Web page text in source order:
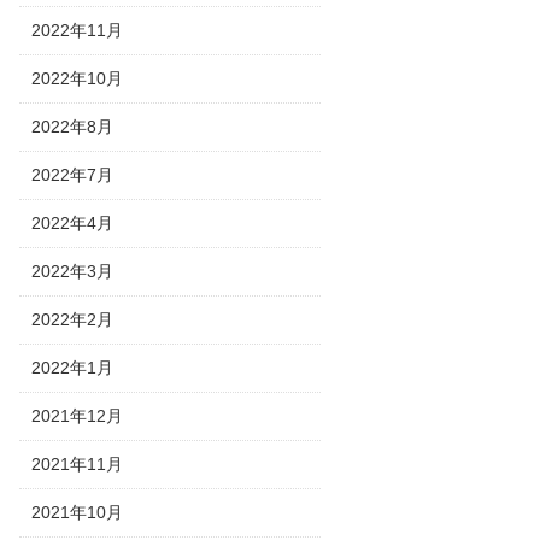
2022年11月
2022年10月
2022年8月
2022年7月
2022年4月
2022年3月
2022年2月
2022年1月
2021年12月
2021年11月
2021年10月